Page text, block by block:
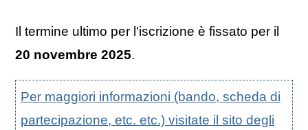
Il termine ultimo per l'iscrizione è fissato per il
20 novembre 2025.
Per maggiori informazioni (bando, scheda di
partecipazione, etc. etc.) visitate il sito degli